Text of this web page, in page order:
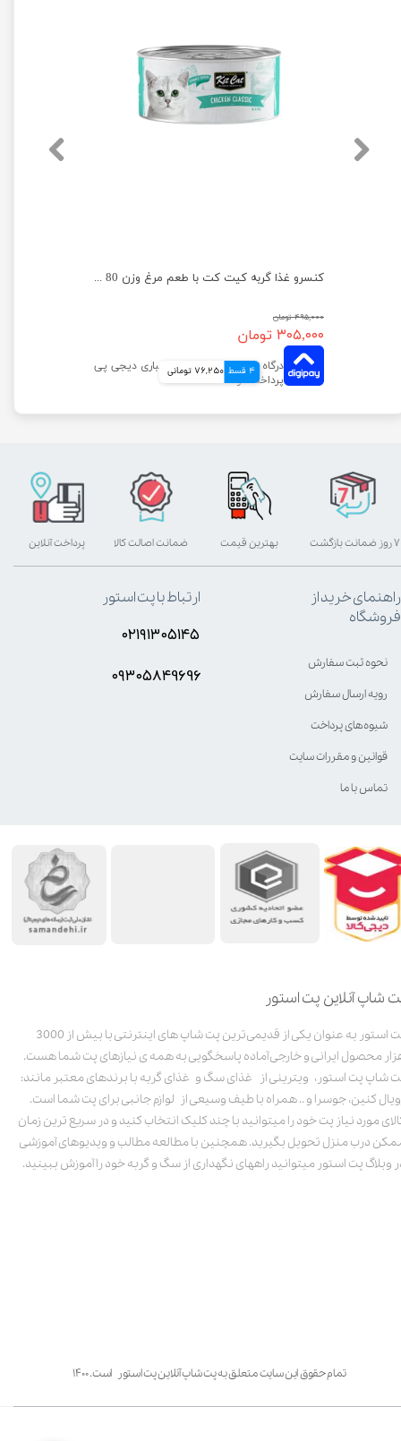
کنسرو غذا گربه کیت کت با طعم مرغ وزن 80 گرم
۴۹۵,۰۰۰ تومان
۳۰۵,۰۰۰ تومان
4 قسط 76,250 تومانی
شاپ آنلاین پت استور
پت استور به عنوان یکی از قدیمی‌ترین پت شاپ های اینترنتی با بیش از 3000
محصول ایرانی و خارجی آماده پاسخگویی به همه ی نیازهای پت شما هست.
شاپ پت استور، ویترینی از غذای سگ و غذای گربه با برندهای معتبر مانند:
کنین، جوسرا و .. همراه با طیف وسیعی از لوازم جانبی برای پت شما است.
مورد نیاز پت خود را میتوانید با چند کلیک انتخاب کنید و در سریع ترین زمان
درب منزل تحویل بگیرید. همچنین با مطالعه مطالب و ویدیوهای آموزشی
وبلاگ پت استور میتوانید راههای نگهداری از سگ و گربه خود را آموزش ببینید.
تمام حقوق این سایت متعلق به پت شاپ آنلاین پت استور است. ۱۴۰۰
بهترین قیمت پرداخت آنلاین ۷ روز ضمانت بازگشت ضمانت اصالت کالا
راهنمای خرید از
فروشگاه
نحوه ثبت سفارش
رویه ارسال سفارش
شیوه‌های پرداخت
قوانین و مقررات سایت
تماس با ما
ارتباط با پت استور
۰۲۱۹۱۳۰۵۱۴۵
۰۹۳۰۵8۴9696